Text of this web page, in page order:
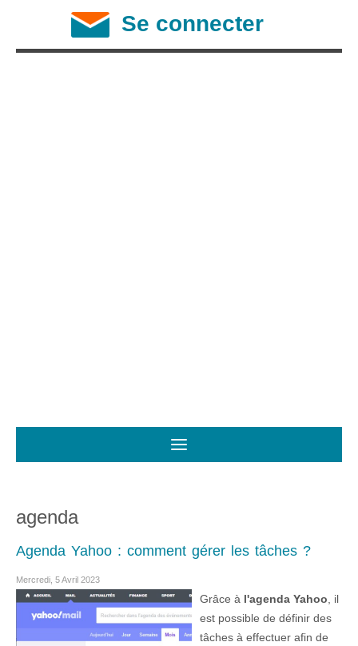
Se connecter
agenda
Agenda Yahoo : comment gérer les tâches ?
Mercredi, 5 Avril 2023
Grâce à l'agenda Yahoo , il
est possible de définir des
tâches à effectuer afin de